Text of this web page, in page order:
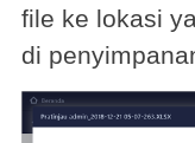
file ke lokasi
di